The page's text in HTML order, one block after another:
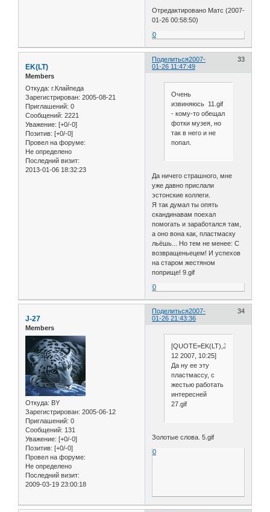
Отредактировано Матс (2007-
01-26 00:58:50)
0
Поделиться 33
2007-
01-26 11:47:49
EK(LT)
Members
Откуда: г.Клайпеда
Зарегистрирован: 2005-08-21
Приглашений: 0
Сообщений: 2221
Уважение: [+0/-0]
Позитив: [+0/-0]
Провел на форуме:
Не определено
Последний визит:
2013-01-06 18:32:23
Очень
извиняюсь 11.gif
- кому-то обещал
фотки музея, но
так в него и не
попал.
Да ничего страшного, мне
уже давно прислали
эстонские коллеги.
Я так думал ты опять
скандинавам поехал
помогать и заработался там,
а оно вона как, пластмаску
льёшь... Но тем не менее: С
возвращеньецем! И успехов
на старом жестяном
поприще! 9.gif
0
Поделиться 34
2007-
01-26 21:43:36
J-27
Members
Откуда: BY
Зарегистрирован: 2005-06-12
Приглашений: 0
Сообщений: 131
Уважение: [+0/-0]
Позитив: [+0/-0]
Провел на форуме:
Не определено
Последний визит:
2009-03-19 23:00:18
[QUOTE=EK(LT),January
12 2007, 10:25]
Да ну ее эту
пластмассу, с
жестью работать
интересней
27.gif
Золотые слова. 5.gif
0